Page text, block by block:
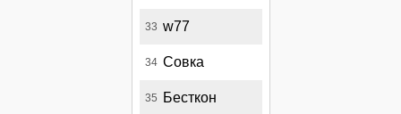
33 w77
34 Совка
35 Бесткон